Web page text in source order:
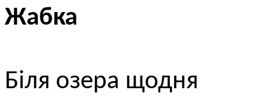
Жабка
Біля озера щодня